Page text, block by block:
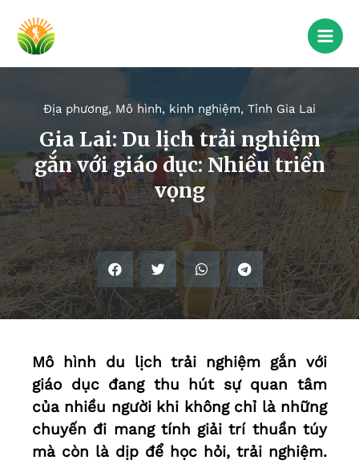
Địa phương, Mô hình, kinh nghiệm, Tỉnh Gia Lai
Gia Lai: Du lịch trải nghiệm
gắn với giáo dục: Nhiều triển
vọng
Mô hình du lịch trải nghiệm gắn với
giáo dục đang thu hút sự quan tâm
của nhiều người khi không chỉ là những
chuyến đi mang tính giải trí thuần túy
mà còn là dịp để học hỏi, trải nghiệm.